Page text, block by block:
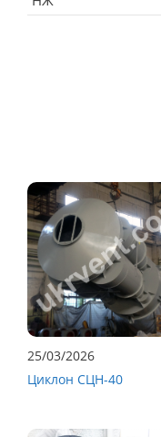
25/03/2026
Циклон СЦН-40